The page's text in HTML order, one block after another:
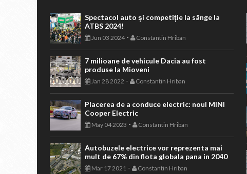
Spectacol auto și competiție la sânge la
ATBS 2024!
Jun 03 2024- Constantin Hriban
7 milioane de vehicule Dacia au fost
produse la Mioveni
Jan 28 2022 - Constantin Hriban
Placerea de a conduce electric: noul MINI
Cooper Electric
May 04 2023 - Constantin Hriban
Autobuzele electrice vor reprezenta mai
mult de 67% din flota globala pana in 2040
Mar 17 2021 - Constantin Hriban